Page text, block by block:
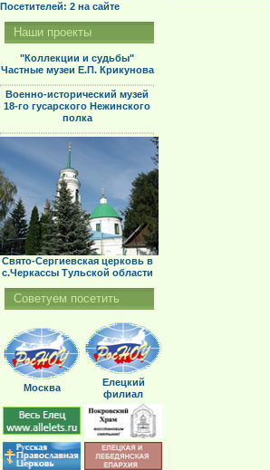
Посетителей: 2 на сайте
Наши проекты
"Коллекции и судьбы"
Частные музеи Е.П. Крикунова
Военно-исторический музей
18-го гусарского Нежинского
полка
Свято-Сергиевская церковь в
с.Черкассы Тульской области
Советуем посетить
Москва
Елецкий
филиал